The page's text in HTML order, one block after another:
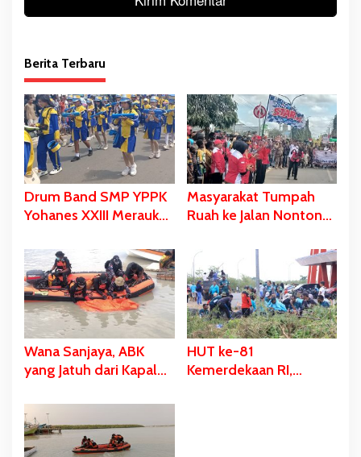
Berita Terbaru
Drum Band SMP YPPK
Yohanes XXIII Merauke
Perhatian Berbagai
Kalangan
Masyarakat Tumpah
Ruah ke Jalan Nonton
Gebze: Jangan Lupakan
Identitas
Wana Sanjaya, ABK
yang Jatuh dari Kapal
Kondisi Meninggal
Dunia
HUT ke-81
Kemerdekaan RI,